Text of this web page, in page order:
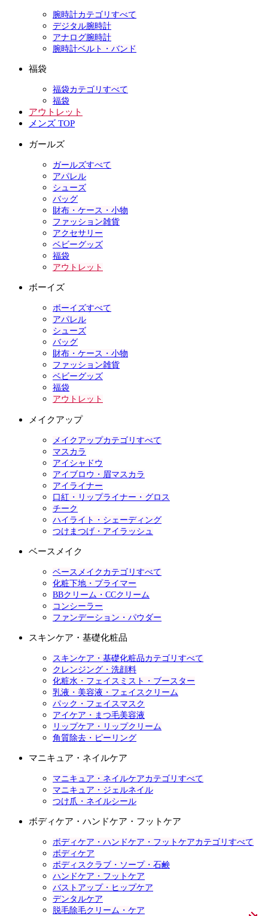
腕時計カテゴリすべて
デジタル腕時計
アナログ腕時計
腕時計ベルト・バンド
福袋
福袋カテゴリすべて
福袋
アウトレット
メンズ TOP
ガールズ
ガールズすべて
アパレル
シューズ
バッグ
財布・ケース・小物
ファッション雑貨
アクセサリー
ベビーグッズ
福袋
アウトレット
ボーイズ
ボーイズすべて
アパレル
シューズ
バッグ
財布・ケース・小物
ファッション雑貨
ベビーグッズ
福袋
アウトレット
メイクアップ
メイクアップカテゴリすべて
マスカラ
アイシャドウ
アイブロウ・眉マスカラ
アイライナー
口紅・リップライナー・グロス
チーク
ハイライト・シェーディング
つけまつげ・アイラッシュ
ベースメイク
ベースメイクカテゴリすべて
化粧下地・プライマー
BBクリーム・CCクリーム
コンシーラー
ファンデーション・パウダー
スキンケア・基礎化粧品
スキンケア・基礎化粧品カテゴリすべて
クレンジング・洗顔料
化粧水・フェイスミスト・ブースター
乳液・美容液・フェイスクリーム
パック・フェイスマスク
アイケア・まつ毛美容液
リップケア・リップクリーム
角質除去・ピーリング
マニキュア・ネイルケア
マニキュア・ネイルケアカテゴリすべて
マニキュア・ジェルネイル
つけ爪・ネイルシール
ボディケア・ハンドケア・フットケア
ボディケア・ハンドケア・フットケアカテゴリすべて
ボディケア
ボディスクラブ・ソープ・石鹸
ハンドケア・フットケア
バストアップ・ヒップケア
デンタルケア
脱毛除毛クリーム・ケア